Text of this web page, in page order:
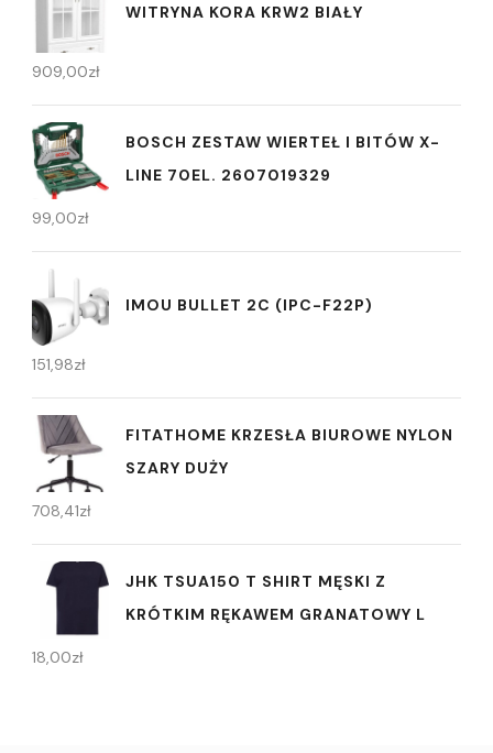
WITRYNA KORA KRW2 BIAŁY
909,00zł
BOSCH ZESTAW WIERTEŁ I BITÓW X-
LINE 70EL. 2607019329
99,00zł
IMOU BULLET 2C (IPC-F22P)
151,98zł
FITATHOME KRZESŁA BIUROWE NYLON
SZARY DUŻY
708,41zł
JHK TSUA150 T SHIRT MĘSKI Z
KRÓTKIM RĘKAWEM GRANATOWY L
18,00zł